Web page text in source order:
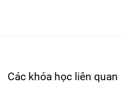
Các khóa học liên quan